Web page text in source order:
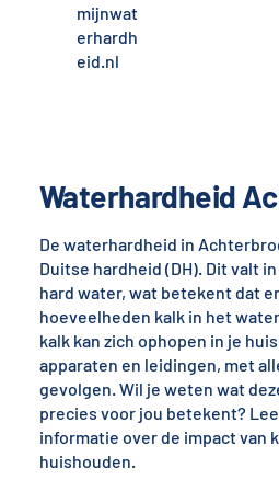
mijnwat
erhardh
eid.nl
Waterhardheid
De waterhardheid in
Duitse hardheid (DH). Dit valt
hard water, wat betekent dat
hoeveelheden kalk in het
kalk kan zich ophopen in je
apparaten en leidingen, met
gevolgen. Wil je weten wat
precies voor jou betekent?
informatie over de impact van
huishouden.